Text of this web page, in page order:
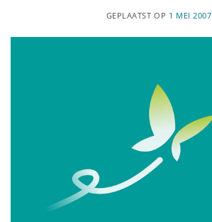
GEPLAATST OP 1 MEI 2007